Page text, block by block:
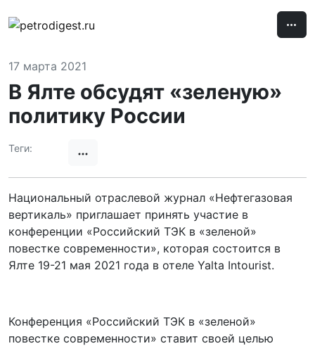
17 марта 2021
В Ялте обсудят «зеленую»
политику России
Теги:
Национальный отраслевой журнал «Нефтегазовая
вертикаль» приглашает принять участие в
конференции «Российский ТЭК в «зеленой»
повестке современности», которая состоится в
Ялте 19-21 мая 2021 года в отеле Yalta Intourist.
Конференция «Российский ТЭК в «зеленой»
повестке современности» ставит своей целью